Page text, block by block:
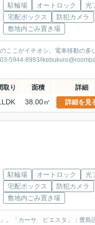
駐輪場 オートロック
光
宅配ボックス
防犯カメラ
敷地内ごみ置き場
こがイチオシ。電車移動の多
5944-8993/
取り 面積 詳細
38.00㎡ 詳細を見
駐輪場 オートロック
光
宅配ボックス
防犯カメラ
敷地内ごみ置き場
。「カーサ ピエスタ」：豊島